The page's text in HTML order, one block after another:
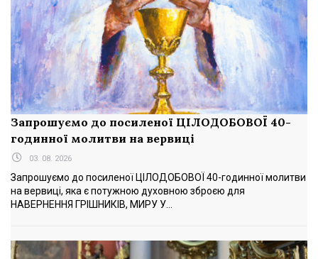
Запрошуємо до посиленої ЦІЛОДОБОВОЇ 40-
годинної молитви на вервиці
03. 08. 2026
Запрошуємо до посиленої ЦІЛОДОБОВОЇ 40-годинної молитви
на вервиці, яка є потужною духовною зброєю для
НАВЕРНЕННЯ ГРІШНИКІВ, МИРУ У...